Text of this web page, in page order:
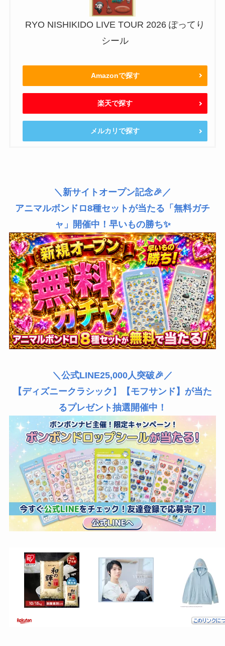
RYO NISHIKIDO LIVE TOUR 2026 ぽってり
シール
Amazonで探す
楽天で探す
メルカリで探す
＼新サイトオープン記念🎉／
アニマルボンドロ8種セットが当たる「無料ガチ
ャ」開催中！早いもの勝ち✨
＼公式LINE25,000人突破🎉／
【ディズニークラシック 】
【モフサンド】が当た
るプレゼント抽選開催中！